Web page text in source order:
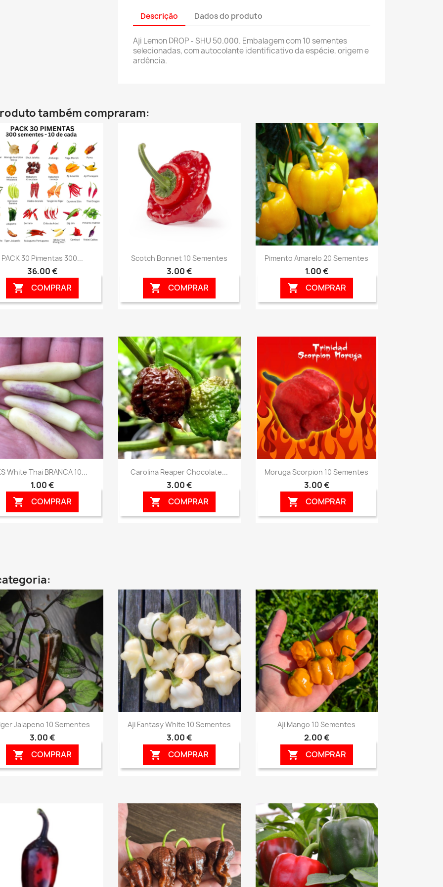
Descrição Dados do produto
Aji Lemon DROP - SHU 50.000. Embalagem com 10 sementes
selecionadas, com autocolante identificativo da espécie, origem e
ardência.
também compraram:
Vista rápida
PACK 30 Pimentas 300...
36,00 €
 COMPRAR
Vista rápida
Scotch Bonnet 10 Sementes
3,00 €
 COMPRAR
Vista rápida
Pimento Amarelo 20 Sementes
1,00 €
 COMPRAR
Vista rápida
White Thai BRANCA 10...
1,00 €
 COMPRAR
Vista rápida
Carolina Reaper Chocolate...
3,00 €
 COMPRAR
Vista rápida
Moruga Scorpion 10 Sementes
3,00 €
 COMPRAR
Vista rápida
Jalapeno 10 Sementes
3,00 €
 COMPRAR
Vista rápida
Aji Fantasy White 10 Sementes
3,00 €
 COMPRAR
Vista rápida
Aji Mango 10 Sementes
2,00 €
 COMPRAR